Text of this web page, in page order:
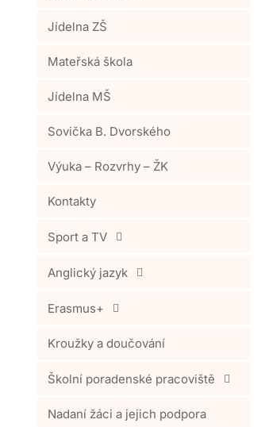
Jídelna ZŠ
Mateřská škola
Jídelna MŠ
Sovička B. Dvorského
Výuka – Rozvrhy – ŽK
Kontakty
Sport a TV
Anglický jazyk
Erasmus+
Kroužky a doučování
Školní poradenské pracoviště
Nadaní žáci a jejich podpora